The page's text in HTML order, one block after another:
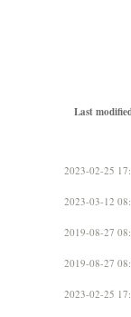
Last
2023-02-25
2023-03-12
2019-08-27
2019-08-27
2023-02-25